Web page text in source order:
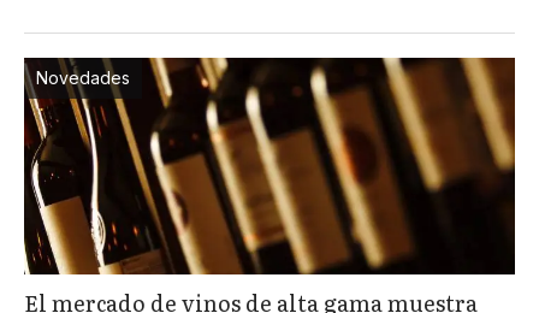
Novedades
El mercado de vinos de alta gama muestra